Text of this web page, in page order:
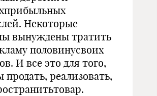
Некоторые
вынуждены тратить
половинусвоих
И все это для того,
продать, реализовать,